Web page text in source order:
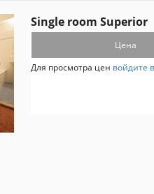
Single room Superior
Цена
Для просмотра цен войдите